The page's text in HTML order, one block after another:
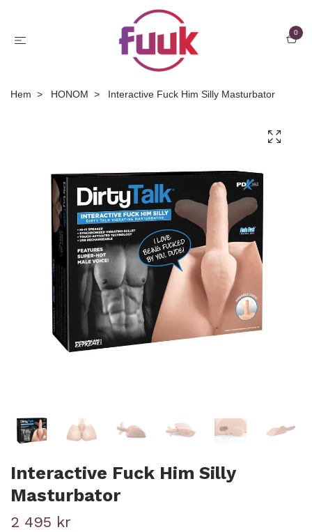
0
Hem HONOM Interactive Fuck Him Silly Masturbator
Interactive Fuck Him Silly
Masturbator
2 495 kr